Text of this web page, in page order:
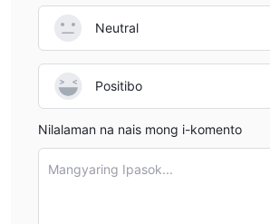
Neutral
Positibo
Nilalaman na nais mong i-komento
Mangyaring Ipasok...